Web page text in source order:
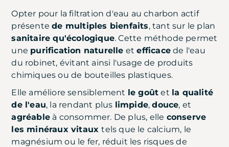
Opter pour la filtration d'eau au charbon actif
présentede multiples bienfaits, tant sur le plan
sanitaire qu'écologique. Cette méthode permet
une purification naturelle etefficace de l'eau
du robinet, évitant ainsi l'usage de produits
chimiques ou de bouteilles plastiques.
Elle améliore sensiblement le goût et la qualité
de l'eau, la rendant plus limpide,douce, et
agréable à consommer. De plus, elle conserve
les minéraux vitauxtels que le calcium, le
magnésium ou le fer, réduit les risques de